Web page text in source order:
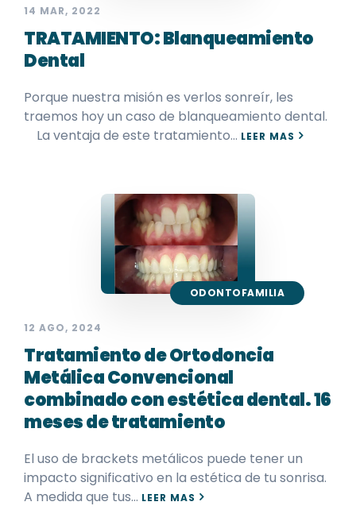
14 MAR, 2022
TRATAMIENTO: Blanqueamiento
Dental
Porque nuestra misión es verlos sonreír, les
traemos hoy un caso de blanqueamiento dental.
⠀ La ventaja de este tratamiento… LEER MAS
ODONTOFAMILIA
12 AGO, 2024
Tratamiento de Ortodoncia
Metálica Convencional
combinado con estética dental. 16
meses de tratamiento
El uso de brackets metálicos puede tener un
impacto significativo en la estética de tu sonrisa.
A medida que tus… LEER MAS